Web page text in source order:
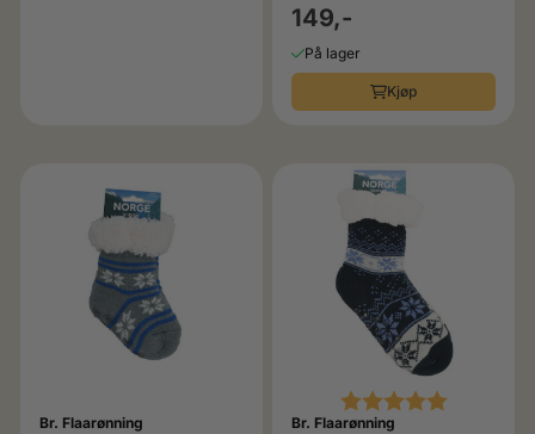
rød
149,-
På lager
Kjøp
Br. Flaarønning
Karakter: 5.0 av 5
Br. Flaarønning